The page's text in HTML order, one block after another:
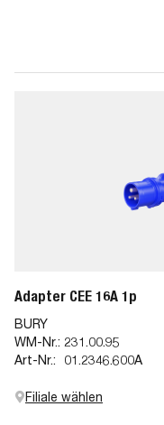
Adapter CEE 16A 1p
BURY
WM-Nr.: 231.00.95
Art-Nr.:
01.2346.600A
Filiale wählen